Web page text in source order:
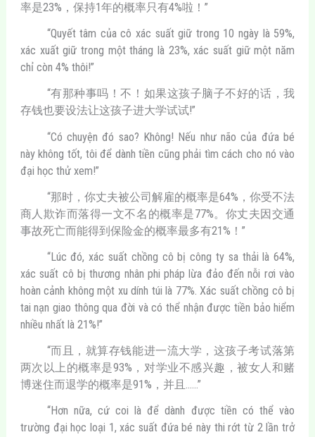
率是23%，保持1年的概率只有4%啦！”
“Quyết tâm của cô xác suất giữ trong 10 ngày là 59%,
xác xuất giữ trong một tháng là 23%, xác suất giữ một năm
chỉ còn 4% thôi!”
“有那种事吗！不！如果这孩子脑子不好的话，我
存钱也要设法让这孩子进大学试试!”
“Có chuyện đó sao? Không! Nếu như não của đứa bé
này không tốt, tôi để dành tiền cũng phải tìm cách cho nó vào
đại học thử xem!”
“那时，你丈夫被公司解雇的概率是64%，你受不法
商人欺诈而落得一文不名的概率是77%。你丈夫因交通
事故死亡而能得到保险金的概率最多有21%！”
“Lúc đó, xác suất chồng cô bị công ty sa thải là 64%,
xác suất cô bị thương nhân phi pháp lừa đảo đến nỗi rơi vào
hoàn cảnh không một xu dính túi là 77%. Xác suất chồng cô bị
tai nạn giao thông qua đời và có thể nhận được tiền bảo hiểm
nhiều nhất là 21%!”
“而且，就算存钱能进一流大学，这孩子考试落第
两次以上的概率是93%，对学业不感兴趣，被女人和赌
博迷住而退学的概率是91%，并且……”
“Hơn nữa, cứ coi là để dành được tiền có thể vào
trường đại học loại 1, xác suất đứa bé này thi rớt từ 2 lần trở